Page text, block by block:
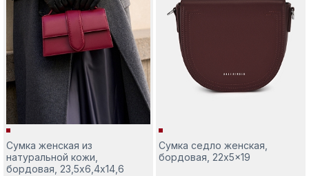
Сумка женская из
натуральной кожи,
бордовая, 23,5х6,4х14,6
Сумка седло женская,
бордовая, 22x5x19